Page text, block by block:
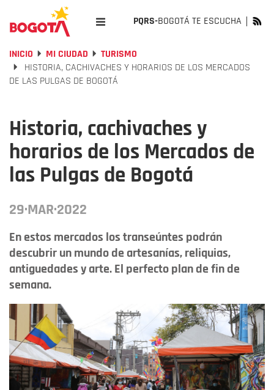
PQRS-BOGOTÁ TE ESCUCHA
INICIO MI CIUDAD
TURISMO
HISTORIA, CACHIVACHES Y HORARIOS DE LOS MERCADOS
DE LAS PULGAS DE BOGOTÁ
Historia, cachivaches y
horarios de los Mercados de
las Pulgas de Bogotá
29·MAR·2022
En estos mercados los transeúntes podrán
descubrir un mundo de artesanías, reliquias,
antiguedades y arte. El perfecto plan de fin de
semana.